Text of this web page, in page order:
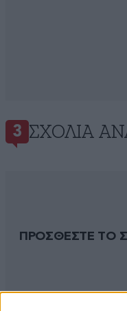
3 ΣΧΌΛΙΑ
ΠΡΟΣΘΕΣΤΕ ΤΟ